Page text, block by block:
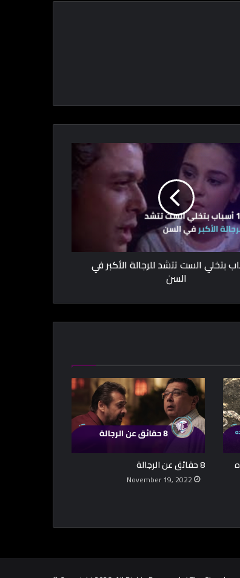
بتخلي الست تتشد للرجالة الأكبر في
السن
8 حقائق عن الرجالة
November 19, 2022